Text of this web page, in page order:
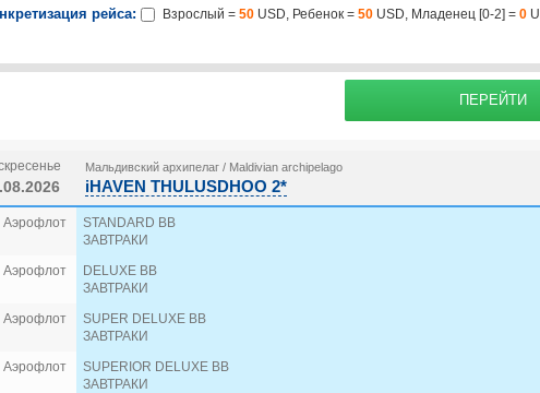
рейса: Взрослый = 50 USD, Ребенок = 50 USD, Младенец [0-2] = 0
ПЕРЕЙТИ
Мальдивский архипелаг / Maldivian archipelago
iHAVEN THULUSDHOO 2*
Аэрофлот
STANDARD BB
ЗАВТРАКИ
Аэрофлот
DELUXE BB
ЗАВТРАКИ
Аэрофлот
SUPER DELUXE BB
ЗАВТРАКИ
Аэрофлот
SUPERIOR DELUXE BB
ЗАВТРАКИ